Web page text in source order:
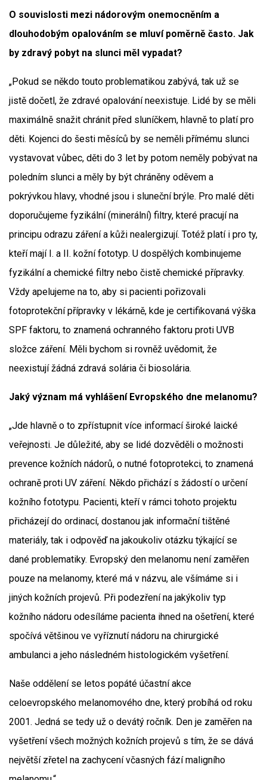
O souvislosti mezi nádorovým onemocněním a
dlouhodobým opalováním se mluví poměrně často. Jak
by zdravý pobyt na slunci měl vypadat?
„Pokud se někdo touto problematikou zabývá, tak už se
jistě dočetl, že zdravé opalování neexistuje. Lidé by se měli
maximálně snažit chránit před sluníčkem, hlavně to platí pro
děti. Kojenci do šesti měsíců by se neměli přímému slunci
vystavovat vůbec, děti do 3 let by potom neměly pobývat na
poledním slunci a měly by být chráněny oděvem a
pokrývkou hlavy, vhodné jsou i sluneční brýle. Pro malé děti
doporučujeme fyzikální (minerální) filtry, které pracují na
principu odrazu záření a kůži nealergizují. Totéž platí i pro ty,
kteří mají I. a II. kožní fototyp. U dospělých kombinujeme
fyzikální a chemické filtry nebo čistě chemické přípravky.
Vždy apelujeme na to, aby si pacienti pořizovali
fotoprotekční přípravky v lékárně, kde je certifikovaná výška
SPF faktoru, to znamená ochranného faktoru proti UVB
složce záření. Měli bychom si rovněž uvědomit, že
neexistují žádná zdravá solária či biosolária.
Jaký význam má vyhlášení Evropského dne melanomu?
„Jde hlavně o to zpřístupnit více informací široké laické
veřejnosti. Je důležité, aby se lidé dozvěděli o možnosti
prevence kožních nádorů, o nutné fotoprotekci, to znamená
ochraně proti UV záření. Někdo přichází s žádostí o určení
kožního fototypu. Pacienti, kteří v rámci tohoto projektu
přicházejí do ordinací, dostanou jak informační tištěné
materiály, tak i odpověď na jakoukoliv otázku týkající se
dané problematiky. Evropský den melanomu není zaměřen
pouze na melanomy, které má v názvu, ale všímáme si i
jiných kožních projevů. Při podezření na jakýkoliv typ
kožního nádoru odesíláme pacienta ihned na ošetření, které
spočívá většinou ve vyříznutí nádoru na chirurgické
ambulanci a jeho následném histologickém vyšetření.
Naše oddělení se letos popáté účastní akce
celoevropského melanomového dne, který probíhá od roku
2001. Jedná se tedy už o devátý ročník. Den je zaměřen na
vyšetření všech možných kožních projevů s tím, že se dává
největší zřetel na zachycení včasných fází maligního